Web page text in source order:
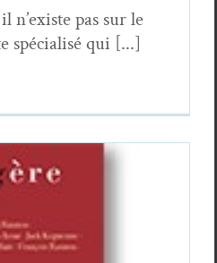
n’existe pas sur le
spécialisé qui [...]